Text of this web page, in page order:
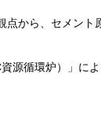
点から、セメント
源循環炉）」に